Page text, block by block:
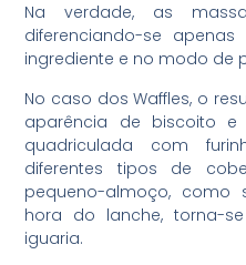
Na verdade, as
diferenciando-se
ingrediente e no modo de
No caso dos Waffles, o
aparência de biscoito
quadriculada com
diferentes tipos de
pequeno-almoço, como
hora do lanche, torna-
iguaria.